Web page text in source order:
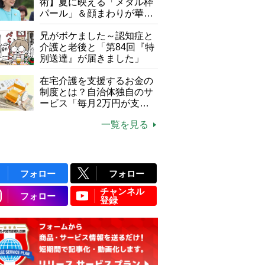
て現在は？
術】夏に映える「メタル枠
パール」＆顔まわりが華や
ぐ「揺れる一粒」の使い分
け方
兄がボケました～認知症と
介護と老後と「第84回『特
別送達』が届きました」
在宅介護を支援するお金の
制度とは？自治体独自のサ
ービス「毎月2万円が支給
一覧を見る
フォロー フォロー
フォロー
チャンネル
登録